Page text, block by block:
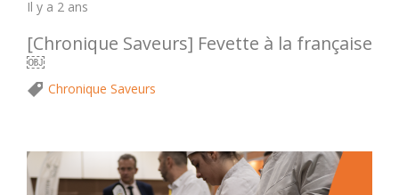
Il y a 2 ans
[Chronique Saveurs] Fevette à la française
￼
Chronique Saveurs